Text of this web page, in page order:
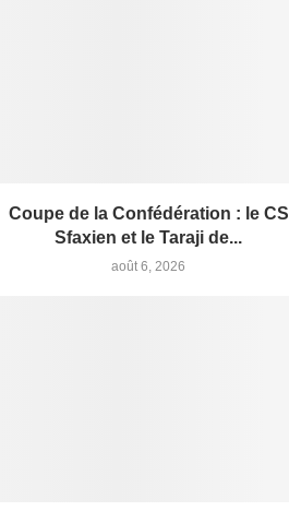
Coupe de la Confédération : le CS
Sfaxien et le Taraji de...
août 6, 2026